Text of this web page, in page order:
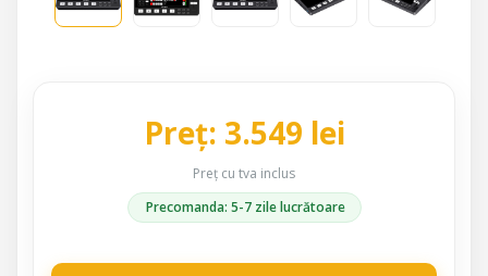
Preț: 3.549 lei
Preț cu tva inclus
Precomanda: 5-7 zile lucrătoare